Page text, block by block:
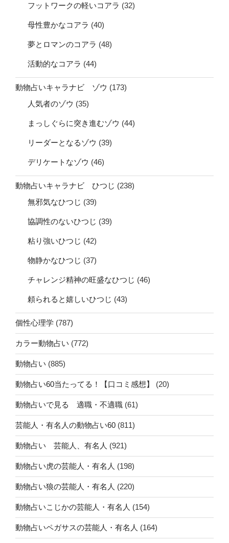
フットワークの軽いコアラ (32)
母性豊かなコアラ (40)
夢とロマンのコアラ (48)
活動的なコアラ (44)
動物占いキャラナビ ゾウ (173)
人気者のゾウ (35)
まっしぐらに突き進むゾウ (44)
リーダーとなるゾウ (39)
デリケートなゾウ (46)
動物占いキャラナビ ひつじ (238)
無邪気なひつじ (39)
協調性のないひつじ (39)
粘り強いひつじ (42)
物静かなひつじ (37)
チャレンジ精神の旺盛なひつじ (46)
頼られると嬉しいひつじ (43)
個性心理学 (787)
カラー動物占い (772)
動物占い (885)
動物占い60当たってる！【口コミ感想】 (20)
動物占いで見る 適職・不適職 (61)
芸能人・有名人の動物占い60 (811)
動物占い 芸能人、有名人 (921)
動物占い虎の芸能人・有名人 (198)
動物占い狼の芸能人・有名人 (220)
動物占いこじかの芸能人・有名人 (154)
動物占いペガサスの芸能人・有名人 (164)